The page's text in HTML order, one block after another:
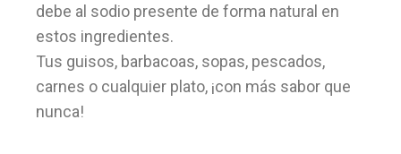
debe al sodio presente de forma natural en
estos ingredientes.
Tus guisos, barbacoas, sopas, pescados,
carnes o cualquier plato, ¡con más sabor que
nunca!